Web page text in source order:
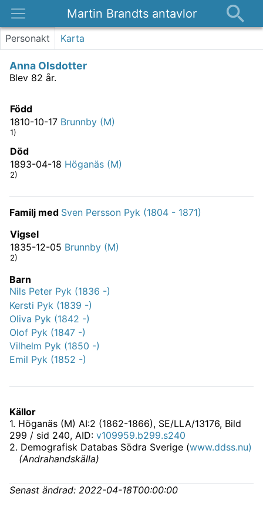
Martin Brandts antavlor
Platser
Om
Personakt Karta
Anna Olsdotter
Blev 82 år.
Född
1810-10-17 Brunnby (M)
1)
Död
1893-04-18 Höganäs (M)
2)
Familj med Sven Persson Pyk (1804 - 1871)
Vigsel
1835-12-05 Brunnby (M)
2)
Barn
Nils Peter Pyk (1836 -)
Kersti Pyk (1839 -)
Oliva Pyk (1842 -)
Olof Pyk (1847 -)
Vilhelm Pyk (1850 -)
Emil Pyk (1852 -)
Källor
1. Höganäs (M) AI:2 (1862-1866), SE/LLA/13176, Bild
299 / sid 240, AID: v109959.b299.s240
2. Demografisk Databas Södra Sverige (www.ddss.nu)
(Andrahandskälla)
Senast ändrad: 2022-04-18T00:00:00